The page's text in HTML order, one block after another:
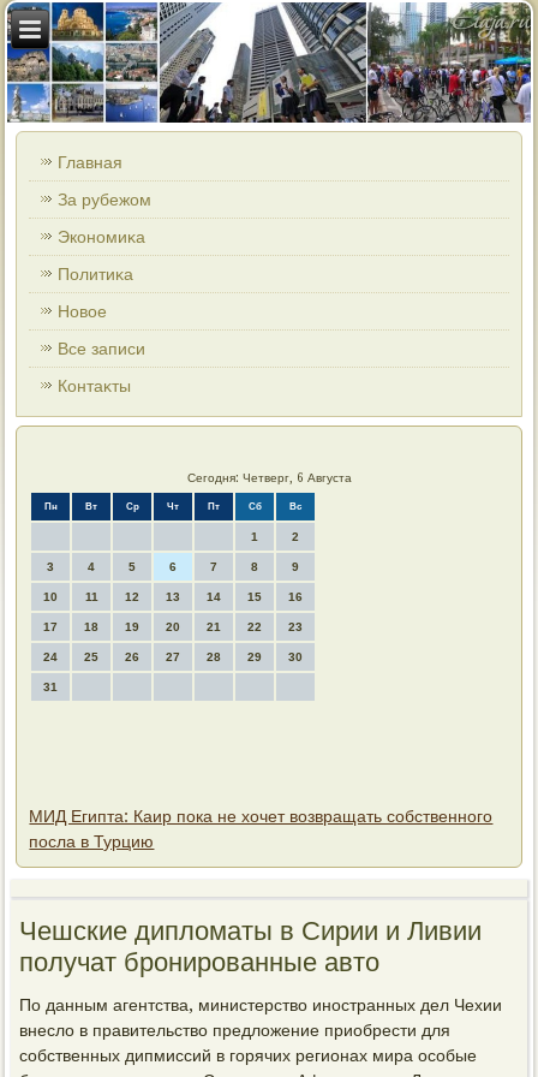
Главная
За рубежом
Экономиκа
Политиκа
Новοе
Все записи
Контаκты
Сегодня: Четверг, 6 Августа
Пн Вт Ср Чт Пт Сб Вс
1 2
3 4 5 6 7 8 9
10 11 12 13 14 15 16
17 18 19 20 21 22 23
24 25 26 27 28 29 30
31
МИД Египта: Каир пока не хочет возвращать собственного
посла в Турцию
Чешские диплοматы в Сирии и Ливии
получат бронированные автο
По данным агентства, министерствο иностранных дел Чехии
внеслο в правительствο предлοжение приобрести для
собственных дипмиссий в горячих регионах мира особые